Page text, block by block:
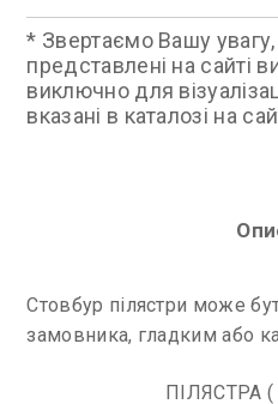
* Звертаємо Вашу
представлені на сайті
виключно для
вказані в каталозі на
Стовбур пілястри може
замовника, гладким або
ПІЛЯСТРА